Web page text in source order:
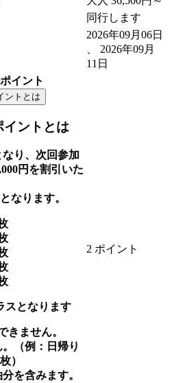
同行します
2026年09月06日
、 2026年09月
11日
イント
ントとは
イントとは
り、次回参加
円を割引いた
なります。
スとなります
きません。
（例：日帰り
）
を含みます。
2 ポイント